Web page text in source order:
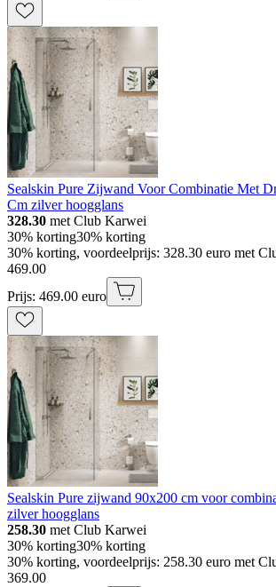
Sealskin Pure Zijwand Voor Combinatie Met
Cm zilver hoogglans
328.30 met Club Karwei
30% korting30% korting
30% korting, voordeelprijs: 328.30 euro met
469.00
Prijs: 469.00 euro
Sealskin Pure zijwand 90x200 cm voor
zilver hoogglans
258.30 met Club Karwei
30% korting30% korting
30% korting, voordeelprijs: 258.30 euro met
369.00